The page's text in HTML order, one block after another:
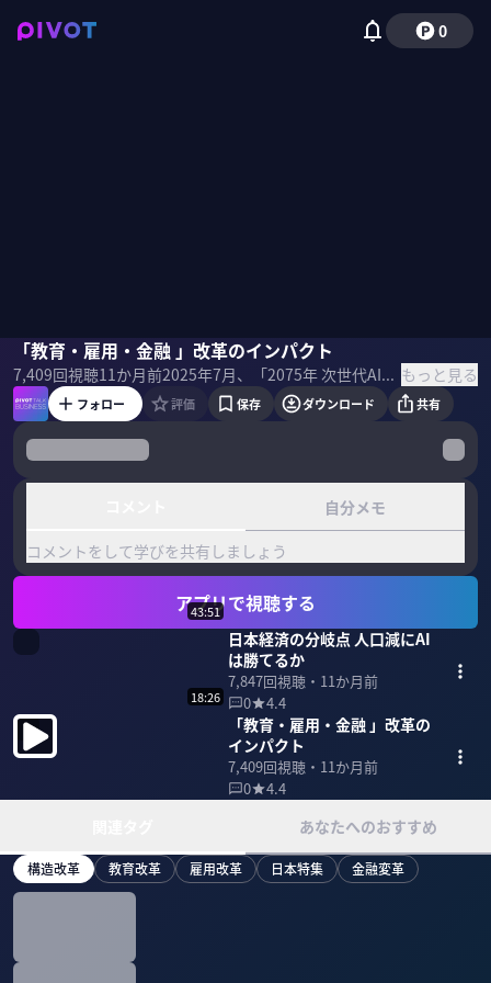
0
「教育・雇用・金融 」改革のインパクト
7,409回視聴11か月前 2025年7月、「2075年 次世代AIでよみがえる日本経済」という報告書が発表された。 日本がGDP世界11位に転落するというのは本当なのか？著者の一人でエコノミストの梶田脩斗氏に展望を聞いた。 もっと見る
梶田脩斗 野嶋紗己子
フォロー 評価 保存 ダウンロード 共有
自分メモ
コメントをして学びを共有しましょう
アプリで視聴する
43:51
日本経済の分岐点 人口減にAI
は勝てるか
7,847回視聴・ 11か月前
0
4.4
18:26
「教育・雇用・金融 」改革の
インパクト
7,409回視聴・ 11か月前
0
4.4
あなたへのおすすめ
構造改革 教育改革 雇用改革 日本特集 金融変革